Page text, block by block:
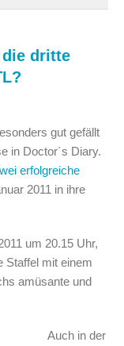
dritte
gut gefällt
in Doctor´s Diary.
erfolgreiche
2011 in ihre
um 20.15 Uhr,
Staffel mit einem
amüsante und
Auch in der